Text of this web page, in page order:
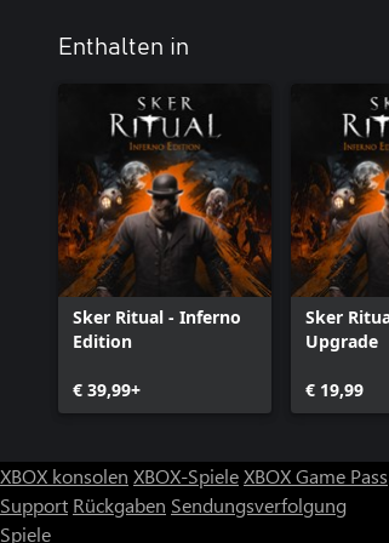
Enthalten in
Sker Ritual - Inferno
Edition
€ 39,99+
Sker
Upgrade
€ 19,99
XBOX konsolen XBOX-SpieleXBOX Game Pass
Support Rückgaben Sendungsverfolgung
Spiele